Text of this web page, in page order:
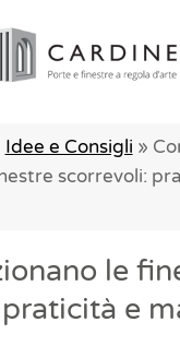
Idee e Consigli »
scorrevoli:
le
e